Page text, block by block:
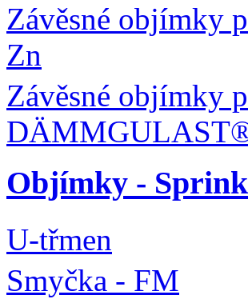
Závěsné objímky
Zn
Závěsné objímky
Objímky -
U-třmen
Smyčka - FM